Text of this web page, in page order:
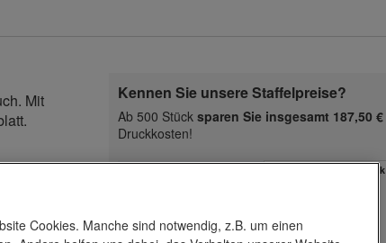
Mit
Kennen Sie unsere Staffelpreise?
Ab 500 Stück sparen Sie insgesamt 187,50 €
Druckkosten!
Druckpreis Digitaldruck
Cookies. Manche sind notwendig, z.B. um einen